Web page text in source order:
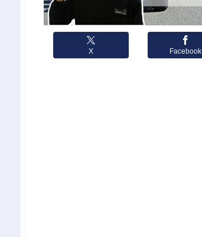
X Facebook